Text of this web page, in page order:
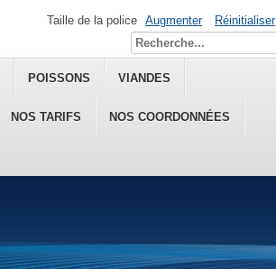
POISSONS VIANDES
NOS TARIFS NOS COORDONNÉES
Taille de la police Augmenter Réinitialiser